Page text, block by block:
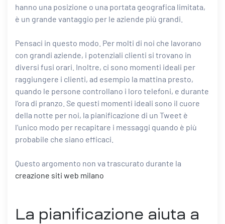
hanno una posizione o una portata geografica limitata,
è un grande vantaggio per le aziende più grandi.
Pensaci in questo modo. Per molti di noi che lavorano
con grandi aziende, i potenziali clienti si trovano in
diversi fusi orari. Inoltre, ci sono momenti ideali per
raggiungere i clienti, ad esempio la mattina presto,
quando le persone controllano i loro telefoni, e durante
l’ora di pranzo. Se questi momenti ideali sono il cuore
della notte per noi, la pianificazione di un Tweet è
l’unico modo per recapitare i messaggi quando è più
probabile che siano efficaci.
Questo argomento non va trascurato durante la
creazione siti web milano
La pianificazione aiuta a